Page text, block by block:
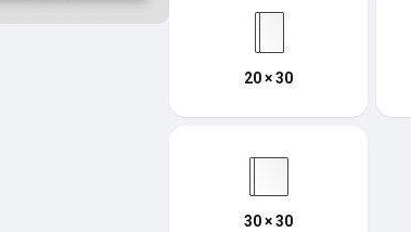
20 × 30
30 × 30